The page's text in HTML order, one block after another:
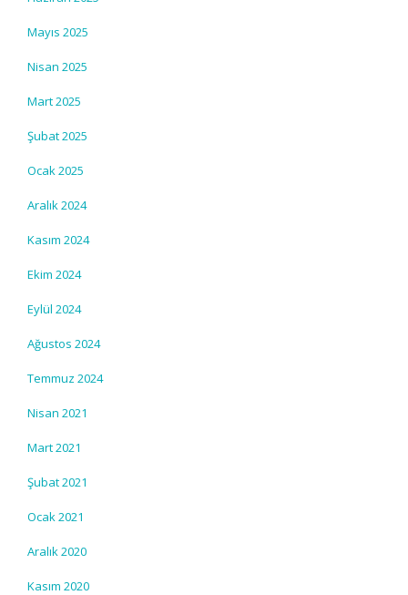
Mayıs 2025
Nisan 2025
Mart 2025
Şubat 2025
Ocak 2025
Aralık 2024
Kasım 2024
Ekim 2024
Eylül 2024
Ağustos 2024
Temmuz 2024
Nisan 2021
Mart 2021
Şubat 2021
Ocak 2021
Aralık 2020
Kasım 2020